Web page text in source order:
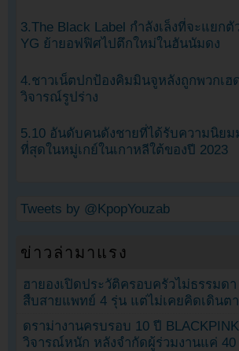
3.The Black Label กำลังเล็งที่จะแยกตั
YG ย้ายอฟฟิศไปตึกใหม่ในฮันนัมดง
4.ชาวเน็ตปกป้องคิมมินจูหลังถูกพวกเฮ
วิจารณ์รูปร่าง
5.10 อันดับคนดังชายที่ได้รับความนิยม
ที่สุดในหมู่เกย์ในเกาหลีใต้ของปี 2023
Tweets by @KpopYouzab
ข่าวล่ามาแรง
ฮายองเปิดประวัติครอบครัวไม่ธรรมดา
สืบสายแพทย์ 4 รุ่น แต่ไม่เคยคิดเดินต
ดราม่างานครบรอบ 10 ปี
วิจารณ์หนัก หลังจำกัดผู้ร่วมงานแค่